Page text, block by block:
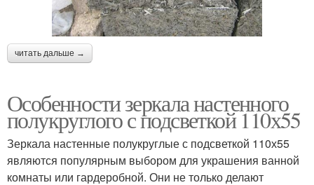
читать дальше →
Особенности зеркала настенного
полукруглого с подсветкой 110х55
Зеркала настенные полукруглые с подсветкой 110х55
являются популярным выбором для украшения ванной
комнаты или гардеробной. Они не только делают